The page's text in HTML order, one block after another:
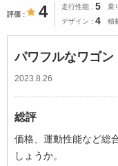
評価 4 走行性能 5 乗
デザイン 4 積
パワフルなワゴン
2023.8.26
総評
価格、運動性能など総
しょうか。